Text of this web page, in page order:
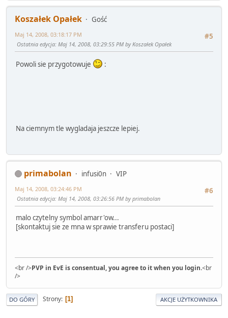
Koszałek Opałek
Gość
#5
Maj 14, 2008, 03:18:17 PM
Ostatnia edycja: Maj 14, 2008, 03:29:55 PM by Koszałek Opałek
Powoli sie przygotowuje :
Na ciemnym tle wygladaja jeszcze lepiej.
primabolan infusi0n
VIP
#6
Maj 14, 2008, 03:24:46 PM
Ostatnia edycja: Maj 14, 2008, 03:26:56 PM by primabolan
malo czytelny symbol amarr'ow...
[skontaktuj sie ze mna w sprawie transferu postaci]
<br />PVP in EvE is consentual, you agree to it when you login.<br
/>
DO GÓRY Strony 1 AKCJE UŻYTKOWNIKA